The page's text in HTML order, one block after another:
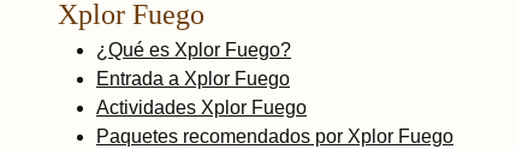
Xplor Fuego
¿Qué es Xplor Fuego?
Entrada a Xplor Fuego
Actividades Xplor Fuego
Paquetes recomendados por Xplor Fuego